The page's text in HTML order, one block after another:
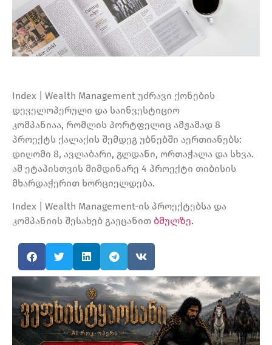
Index | Wealth Management უძრავი ქონების
დეველოპერული და საინვესტიციო
კომპანიაა, რომლის პორტფელიც ამჟამად 8
პროექტს ქალაქის შემდეგ უბნებში აერთიანებს:
დიღომი 8, ავლაბარი, გლდანი, ორთაჭალა და სხვა.
ამ ეტაპისთვის მიმდინარე 4 პროექტი თიბისის
მხარდაჭერით ხორციელდება.
Index | Wealth Management-ის პროექტებსა და
კომპანიის შესახებ გაეცანით ბმულზე.